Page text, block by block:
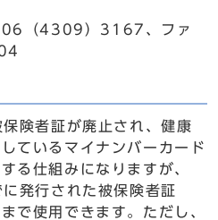
06（4309）3167、ファ
険者証が廃止され、健康
ているマイナンバーカード
る仕組みになりますが、
発行された被保険者証
で使用できます。ただし、